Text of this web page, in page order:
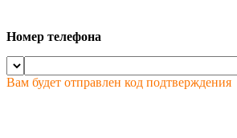
Номер телефона
Вам будет отправлен код подтверждения